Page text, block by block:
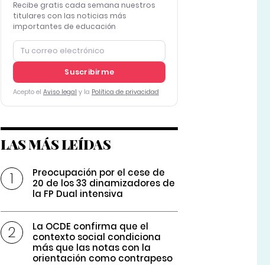
Recibe gratis cada semana nuestros
titulares con las noticias más
importantes de educación
Suscribirme
Acepto el Aviso legal y la Política de privacidad
LAS MÁS LEÍDAS
Preocupación por el cese de
20 de los 33 dinamizadores de
la FP Dual intensiva
La OCDE confirma que el
contexto social condiciona
más que las notas con la
orientación como contrapeso